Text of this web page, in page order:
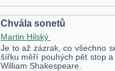
Chvála sonetů
Martin Hilský
Je to až zázrak, co všechno
šířku měří pouhých pět stop
William Shakespeare.